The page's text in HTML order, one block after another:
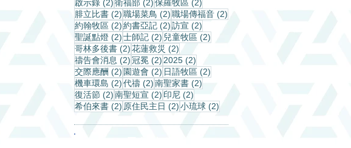
啟示錄 (2)衛福部 (2)保羅牧區 (2)
腓立比書 (2)2 篇文章
職場菜鳥 (2)2 篇文章
職場傳福音 (2)
約翰牧區 (2)2 篇文章
約書亞記 (2)2 篇文章
訪宣 (2)
聖誕點燈 (2)2 篇文章
士師記 (2) 2 篇文章
兒童牧區 (2)
哥林多後書 (2)2 篇文章
花蓮救災 (2)
禱告會消息 (2)2 篇文章
冠冕 (2) 2 篇文章
2025 (2)
交際應酬 (2) 2 篇文章
園遊會 (2) 2 篇文章
日語牧區 (2)
機車環島 (2)2 篇文章
代禱 (2)2 篇文章
南聖家書 (2)
復活節 (2)2 篇文章
南聖短宣 (2) 2 篇文章
印尼 (2)
希伯來書 (2) 2 篇文章
原住民主日 (2)2 篇文章
小琉球 (2)